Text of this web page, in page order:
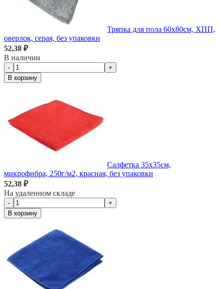
Тряпка для пола 60х80см, ХПП,
оверлок, серая, без упаковки
52,38 ₽
В наличии
-
+
В корзину
Салфетка 35х35см,
микрофибра, 250г/м2, красная, без упаковки
52,38 ₽
На удаленном складе
-
+
В корзину